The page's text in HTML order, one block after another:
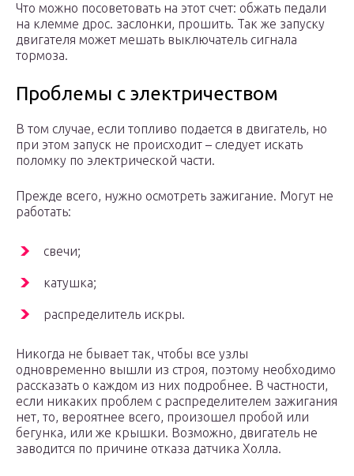
Что можно посоветовать на этот счет: обжать педали
на клемме дрос. заслонки, прошить. Так же запуску
двигателя может мешать выключатель сигнала
тормоза.
Проблемы с электричеством
В том случае, если топливо подается в двигатель, но
при этом запуск не происходит – следует искать
поломку по электрической части.
Прежде всего, нужно осмотреть зажигание. Могут не
работать:
свечи;
катушка;
распределитель искры.
Никогда не бывает так, чтобы все узлы
одновременно вышли из строя, поэтому необходимо
рассказать о каждом из них подробнее. В частности,
если никаких проблем с распределителем зажигания
нет, то, вероятнее всего, произошел пробой или
бегунка, или же крышки. Возможно, двигатель не
заводится по причине отказа датчика Холла.